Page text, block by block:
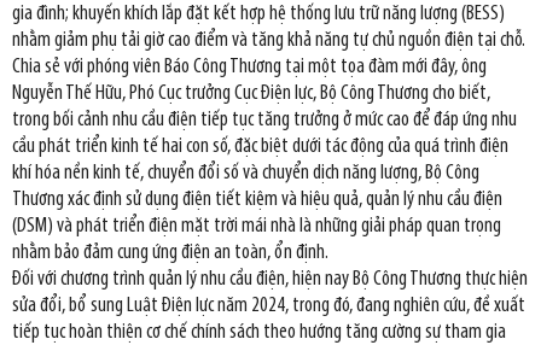
gia đình; khuyến khích lắp đặt kết hợp hệ thống lưu trữ năng lượng (BESS)
nhằm giảm phụ tải giờ cao điểm và tăng khả năng tự chủ nguồn điện tại chỗ.
Chia sẻ với phóng viên Báo Công Thương tại một tọa đàm mới đây, ông
Nguyễn Thế Hữu, Phó Cục trưởng Cục Điện lực, Bộ Công Thương cho biết,
trong bối cảnh nhu cầu điện tiếp tục tăng trưởng ở mức cao để đáp ứng nhu
cầu phát triển kinh tế hai con số, đặc biệt dưới tác động của quá trình điện
khí hóa nền kinh tế, chuyển đổi số và chuyển dịch năng lượng, Bộ Công
Thương xác định sử dụng điện tiết kiệm và hiệu quả, quản lý nhu cầu điện
(DSM) và phát triển điện mặt trời mái nhà là những giải pháp quan trọng
nhằm bảo đảm cung ứng điện an toàn, ổn định.
Đối với chương trình quản lý nhu cầu điện, hiện nay Bộ Công Thương thực hiện
sửa đổi, bổ sung Luật Điện lực năm 2024, trong đó, đang nghiên cứu, đề xuất
tiếp tục hoàn thiện cơ chế chính sách theo hướng tăng cường sự tham gia